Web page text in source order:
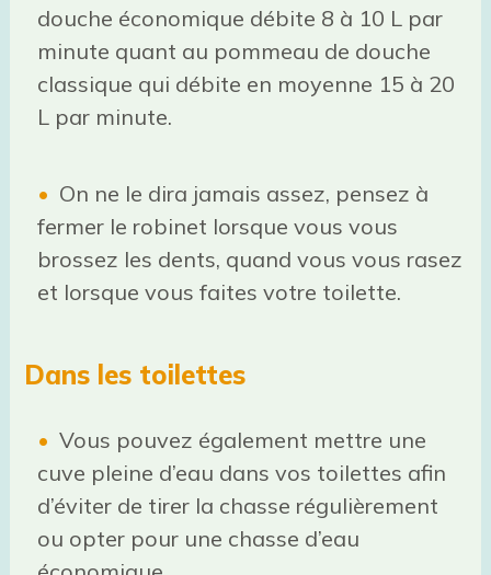
douche économique débite 8 à 10 L par
minute quant au pommeau de douche
classique qui débite en moyenne 15 à 20
L par minute.
On ne le dira jamais assez, pensez à
fermer le robinet lorsque vous vous
brossez les dents, quand vous vous rasez
et lorsque vous faites votre toilette.
Dans les toilettes
Vous pouvez également mettre une
cuve pleine d’eau dans vos toilettes afin
d’éviter de tirer la chasse régulièrement
ou opter pour une chasse d’eau